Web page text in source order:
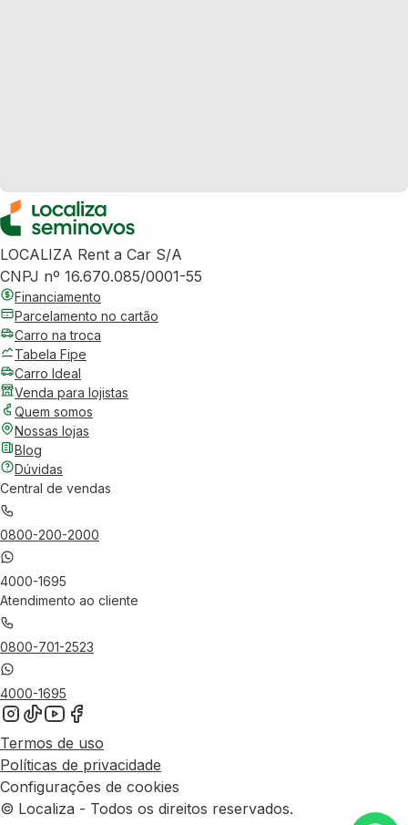
LOCALIZA Rent a Car S/A
CNPJ nº 16.670.085/0001-55
Financiamento
Parcelamento no cartão
Carro na troca
Tabela Fipe
Carro Ideal
Venda para lojistas
Quem somos
Nossas lojas
Blog
Dúvidas
Central de vendas
0800-200-2000
4000-1695
Atendimento ao cliente
0800-701-2523
4000-1695
Termos de uso
Políticas de privacidade
Configurações de cookies
© Localiza - Todos os direitos reservados.